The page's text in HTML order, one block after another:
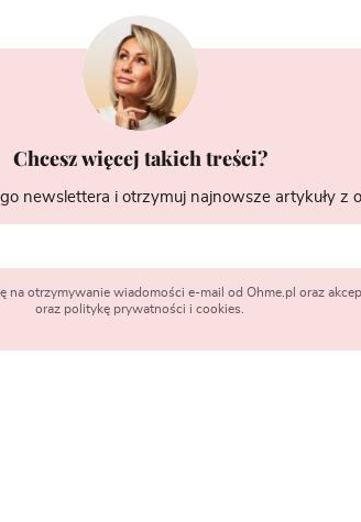
Chcesz więcej takich treści?
newslettera i otrzymuj najnowsze artykuły z
na otrzymywanie wiadomości e-mail od Ohme.pl oraz
oraz politykę prywatności i cookies.